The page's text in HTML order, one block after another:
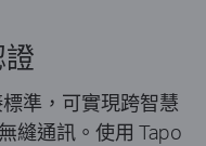
準，可實現跨智慧
縫通訊。使用 Tapo